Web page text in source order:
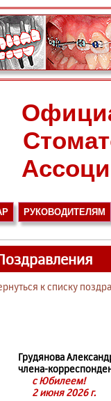
РУКОВОДИТЕЛЯМ
к списку
Грудянова
члена-
с Юбилеем!
2 июня 2026 г.